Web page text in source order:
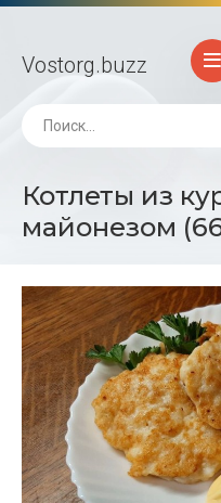
Vostorg.buzz
Котлеты из
майонезом